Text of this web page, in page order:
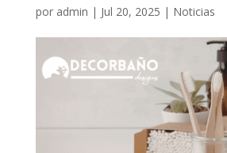
por admin | Jul 20, 2025 | Noticias